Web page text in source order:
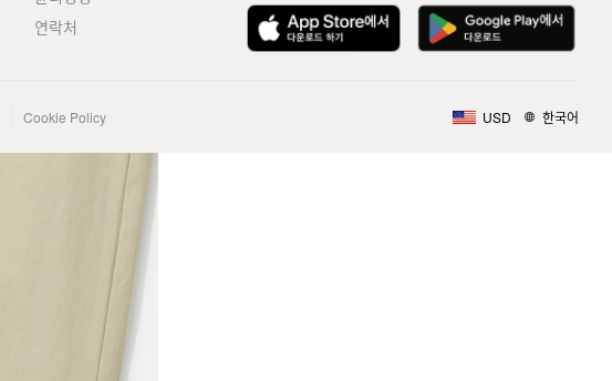
연락처
Cookie Policy USD 한국어